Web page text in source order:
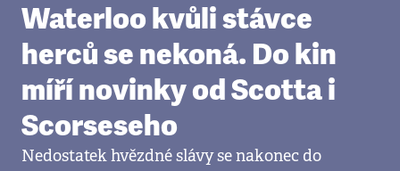
Waterloo kvůli stávce
herců se nekoná. Do kin
míří novinky od Scotta i
Scorseseho
Nedostatek hvězdné slávy se nakonec do